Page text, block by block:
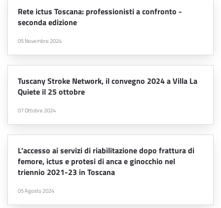
Rete ictus Toscana: professionisti a confronto -
seconda edizione
05 Novembre 2024
Tuscany Stroke Network, il convegno 2024 a Villa La
Quiete il 25 ottobre
07 Ottobre 2024
L’accesso ai servizi di riabilitazione dopo frattura di
femore, ictus e protesi di anca e ginocchio nel
triennio 2021-23 in Toscana
05 Agosto 2024